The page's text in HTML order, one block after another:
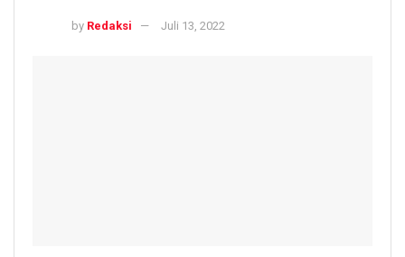
by Redaksi Juli 13, 2022